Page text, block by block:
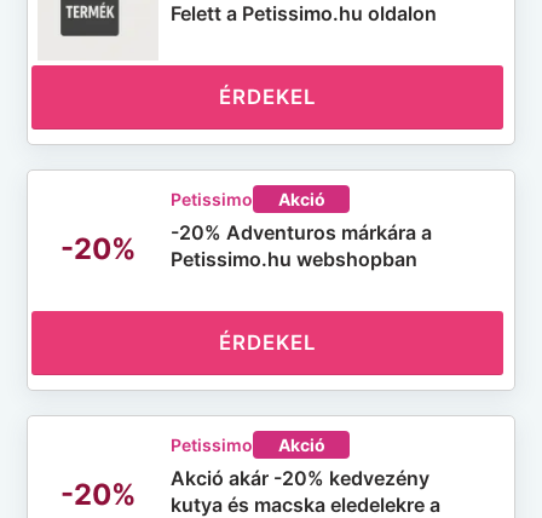
Felett a Petissimo.hu oldalon
ÉRDEKEL
-20%
Petissimo Akció
-20% Adventuros márkára a
Petissimo.hu webshopban
ÉRDEKEL
-20%
Petissimo Akció
Akció akár -20% kedvezény
kutya és macska eledelekre a